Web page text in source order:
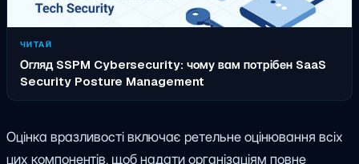
ЧИТАЙ
Огляд SSPM Cybersecurity: чому вам потрібен SaaS
Security Posture Management
Оцінка вразливості включає ретельне оцінювання всіх
цих компонентів, щоб надати організаціям повне